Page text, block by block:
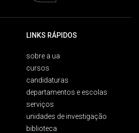
LINKS RÁPIDOS
sobre a ua
cursos
candidaturas
departamentos e escolas
serviços
unidades de investigação
biblioteca